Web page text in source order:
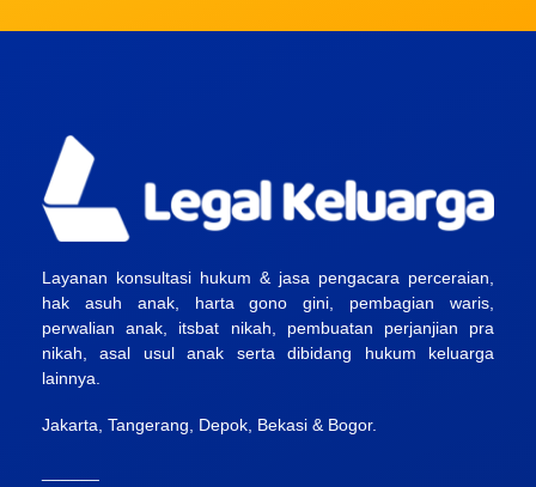
Layanan konsultasi hukum & jasa pengacara perceraian,
hak asuh anak, harta gono gini, pembagian waris,
perwalian anak, itsbat nikah, pembuatan perjanjian pra
nikah, asal usul anak serta dibidang hukum keluarga
lainnya.
Jakarta, Tangerang, Depok, Bekasi & Bogor.